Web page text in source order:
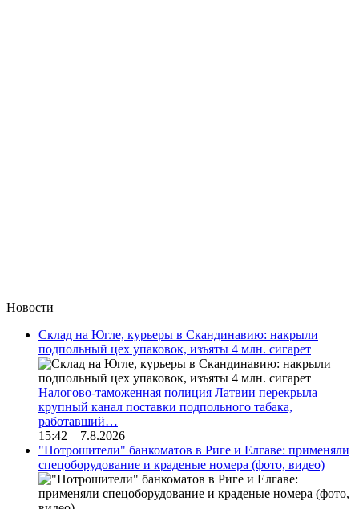
Новости
Склад на Югле, курьеры в Скандинавию: накрыли
подпольный цех упаковок, изъяты 4 млн. сигарет
Налогово-таможенная полиция Латвии перекрыла
крупный канал поставки подпольного табака,
работавший…
15:42 7.8.2026
"Потрошители" банкоматов в Риге и Елгаве: применяли
спецоборудование и краденые номера (фото, видео)